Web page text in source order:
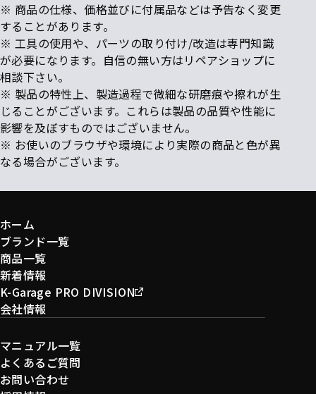
※ 商品の仕様、価格並びに付属品などは予告なく変更
することがあります。
※ 工具の使用や、パーツの取り付け/改造は専門知識
が必要になります。自信の無い方はリペアショップに
相談下さい。
※ 製品の特性上、製造過程で微細な研磨痕や擦れが生
じることがございます。これらは製品の品質や性能に
影響を及ぼすものではございません。
※ お使いのブラウザや環境により実際の商品と色が異
なる場合がございます。
ホーム
ブランド一覧
商品一覧
新着情報
K-Garage PRO DIVISION
会社情報
マニュアル一覧
よくあるご質問
お問い合わせ